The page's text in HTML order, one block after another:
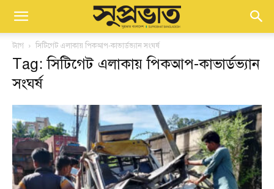
ট্যাগ সিটিগেট এলাকায় পিকআপ-কাভার্ডভ্যান সংঘর্ষ
Tag: সিটিগেট এলাকায় পিকআপ-কাভার্ডভ্যান
সংঘর্ষ